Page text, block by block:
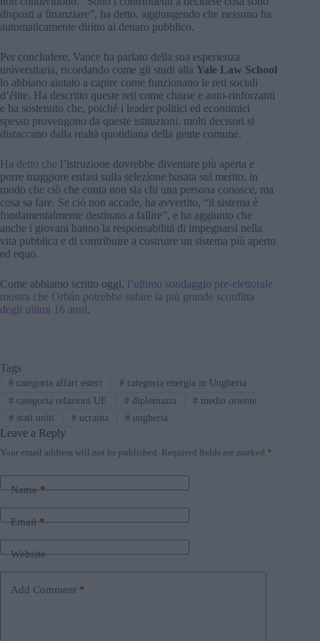
disposti a finanziare”, ha detto, aggiungendo che nessuno ha
automaticamente diritto al denaro pubblico.
Per concludere, Vance ha parlato della sua esperienza
universitaria, ricordando come gli studi alla Yale Law School
lo abbiano aiutato a capire come funzionano le reti sociali
d’élite. Ha descritto queste reti come chiuse e auto-rinforzanti
e ha sostenuto che, poiché i leader politici ed economici
spesso provengono da queste istituzioni, molti decisori si
distaccano dalla realtà quotidiana della gente comune.
Ha detto che l’istruzione dovrebbe diventare più aperta e
porre maggiore enfasi sulla selezione basata sul merito, in
modo che ciò che conta non sia chi una persona conosce, ma
cosa sa fare. Se ciò non accade, ha avvertito, “il sistema è
fondamentalmente destinato a fallire”, e ha aggiunto che
anche i giovani hanno la responsabilità di impegnarsi nella
vita pubblica e di contribuire a costruire un sistema più aperto
ed equo.
Come abbiamo scritto oggi, l’ultimo sondaggio pre-elettorale
mostra che Orbán potrebbe subire la più grande sconfitta
degli ultimi 16 anni.
Tags
#categoria affari esteri #categoria energia in Ungheria
#categoria relazioni UE #diplomazia # medio oriente
#stati uniti #ucraina # ungheria
Leave a Reply
Your email address will not be published. Required fields are marked *
Name*
Email*
Website
Add Comment *